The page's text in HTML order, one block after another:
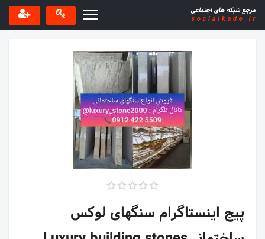
پیج اینستاگرام سنگهای لوکس